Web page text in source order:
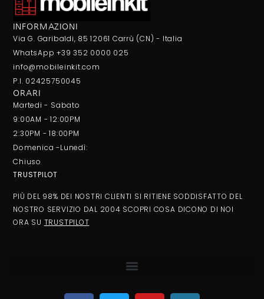
INFORMAZIONI
Via G. Garibaldi, 85 12061 Carrù (CN) - Italia
WhatsApp +39 352 0000 025
info@mobileinkit.com
P.I. 02425750045
ORARI
Martedi - Sabato
9:00AM - 12:00PM
2:30PM - 18:00PM
Domenica -Lunedì:
Chiuso
TRUSTPILOT
PIÙ DEL 98% DEI NOSTRI CLIENTI SI RITIENE SODDISFATTO DEL
NOSTRO SERVIZIO DAL 2004 SCOPRI COSA DICONO DI NOI
ORA SU TRUSTPILOT